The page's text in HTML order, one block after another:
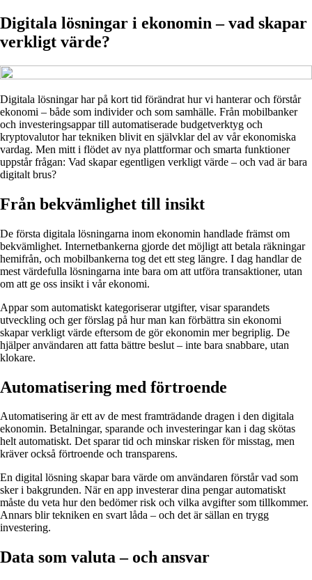
Digitala lösningar i ekonomin – vad skapar
verkligt värde?
Digitala lösningar har på kort tid förändrat hur vi hanterar och förstår
ekonomi – både som individer och som samhälle. Från mobilbanker
och investeringsappar till automatiserade budgetverktyg och
kryptovalutor har tekniken blivit en självklar del av vår ekonomiska
vardag. Men mitt i flödet av nya plattformar och smarta funktioner
uppstår frågan: Vad skapar egentligen verkligt värde – och vad är bara
digitalt brus?
Från bekvämlighet till insikt
De första digitala lösningarna inom ekonomin handlade främst om
bekvämlighet. Internetbankerna gjorde det möjligt att betala räkningar
hemifrån, och mobilbankerna tog det ett steg längre. I dag handlar de
mest värdefulla lösningarna inte bara om att utföra transaktioner, utan
om att ge oss insikt i vår ekonomi.
Appar som automatiskt kategoriserar utgifter, visar sparandets
utveckling och ger förslag på hur man kan förbättra sin ekonomi
skapar verkligt värde eftersom de gör ekonomin mer begriplig. De
hjälper användaren att fatta bättre beslut – inte bara snabbare, utan
klokare.
Automatisering med förtroende
Automatisering är ett av de mest framträdande dragen i den digitala
ekonomin. Betalningar, sparande och investeringar kan i dag skötas
helt automatiskt. Det sparar tid och minskar risken för misstag, men
kräver också förtroende och transparens.
En digital lösning skapar bara värde om användaren förstår vad som
sker i bakgrunden. När en app investerar dina pengar automatiskt
måste du veta hur den bedömer risk och vilka avgifter som tillkommer.
Annars blir tekniken en svart låda – och det är sällan en trygg
investering.
Data som valuta – och ansvar